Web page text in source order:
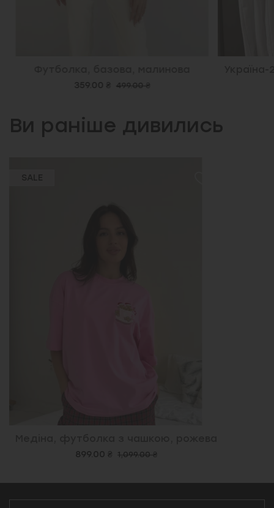
359.00 ₴ 499.00 ₴
Ви раніше дивились
899.00 ₴ 1,099.00 ₴